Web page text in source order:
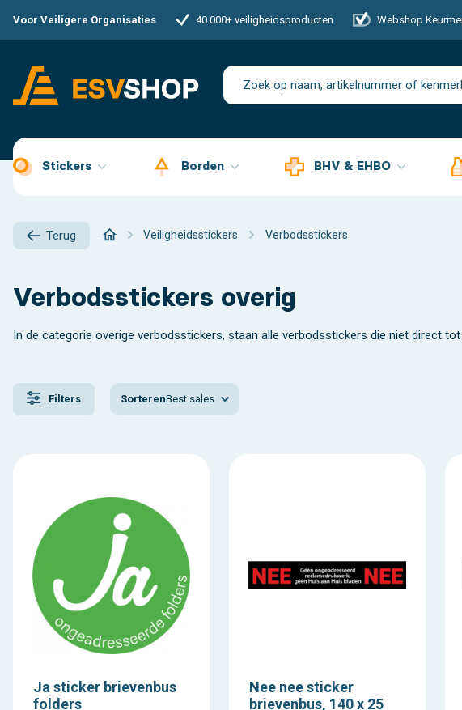
Voor Veiligere Organisaties 40.000+ veiligheidsproducten Webshop
Stickers Borden BHV & EHBO
Terug Veiligheidsstickers Verbodsstickers
Verbodsstickers overig
In de categorie overige verbodsstickers, staan alle verbodsstickers die niet direct
Filters SorterenBest sales
Ja sticker brievenbus
folders
Nee nee sticker
brievenbus, 140 x 25